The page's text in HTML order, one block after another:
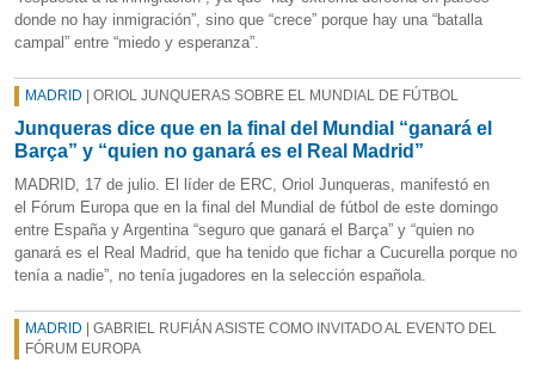
donde no hay inmigración”, sino que “crece” porque hay una “batalla
campal” entre “miedo y esperanza”.
MADRID | ORIOL JUNQUERAS SOBRE EL MUNDIAL DE FÚTBOL
Junqueras dice que en la final del Mundial “ganará el
Barça” y “quien no ganará es el Real Madrid”
MADRID, 17 de julio. El líder de ERC, Oriol Junqueras, manifestó en
el Fórum Europa que en la final del Mundial de fútbol de este domingo
entre España y Argentina “seguro que ganará el Barça” y “quien no
ganará es el Real Madrid, que ha tenido que fichar a Cucurella porque no
tenía a nadie”, no tenía jugadores en la selección española.
MADRID | GABRIEL RUFIÁN ASISTE COMO INVITADO AL EVENTO DEL
FÓRUM EUROPA